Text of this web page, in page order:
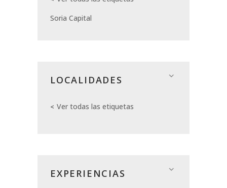
Soria Capital
LOCALIDADES
Ver todas las etiquetas
EXPERIENCIAS